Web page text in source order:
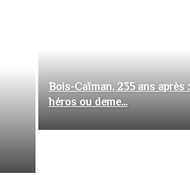
Bois-Caïman, 235 ans après
héros ou deme...